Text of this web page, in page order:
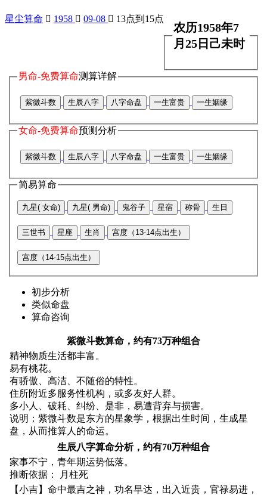
星尘算命  1958  09-08  13点到15点
农历1958年7
月25日己未时
男命-免费算命测算详解
紫微斗数 生辰八字 八字命盘 一生富贵 一生姻缘
女命-免费算命预测分析
紫微斗数 生辰八字 八字命盘 一生富贵 一生姻缘
简易算命
九星( 女命) 九星( 男命) 鬼谷子 星宿 称骨 生日
三世书 星座 生肖 宫度（13-14点出生）
宫度（14-15点出生）
初步分析
类似命盘
算命咨询
紫微斗数算命，约有73万种组合
精神物质生活都丰富。
易有桃花。
有骄傲、高洁、不随俗的特性。
住所附近多服务性机构，或多友好人群。
多小人、破耗、纠纷、是非，易遭背弃与损害。
说明：紫微斗数是东方的星象学，根据出生时间，生成星
盘，从而推算人的命运。
生辰八字算命分析，约有70万种组合
家事不宁，青年期运势低落。
推断依据： 月柱死
【小吉】命中最吉之神，功名早达，出入近贵，官禄易进，